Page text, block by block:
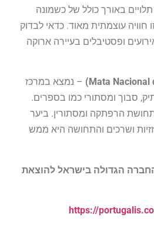
באורך כולל של כשמונה
חוויה עוצמתית מאוד. כדאי לבדוק
ופסטיבלים בעיירה ארוקה
Mata Nacional
– נמצא במרכז
סבוך ומסתורי כמו בספרים.
הרפתקה ומסתורין. ביער
ושרכים והתחושה היא ממש
הגדולה בישראל להוצאת
https://